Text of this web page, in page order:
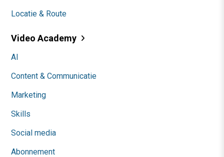
Locatie & Route
Video Academy
AI
Content & Communicatie
Marketing
Skills
Social media
Abonnement